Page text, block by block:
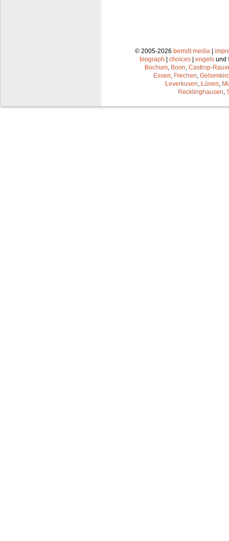
© 2005-2026 berndt media |
biograph | choices | engels und
Bochum Bonn Castrop-
Essen Frechen
Leverkusen Lünen
Recklinghausen